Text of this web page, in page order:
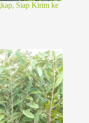
Siap Kirim ke